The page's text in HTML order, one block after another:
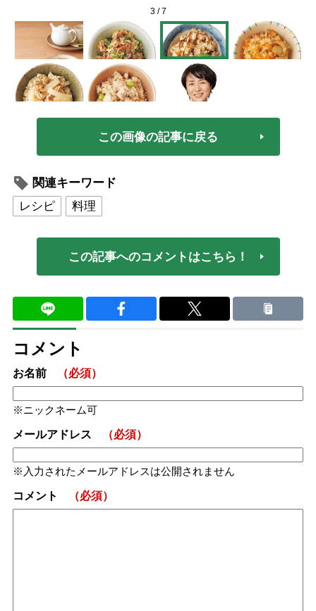
3/7
この画像の記事に戻る
関連キーワード
レシピ
料理
この記事へのコメントはこちら！
コメント
お名前 （必須）
ニックネーム可
メールアドレス （必須）
入力されたメールアドレスは公開されません
コメント （必須）